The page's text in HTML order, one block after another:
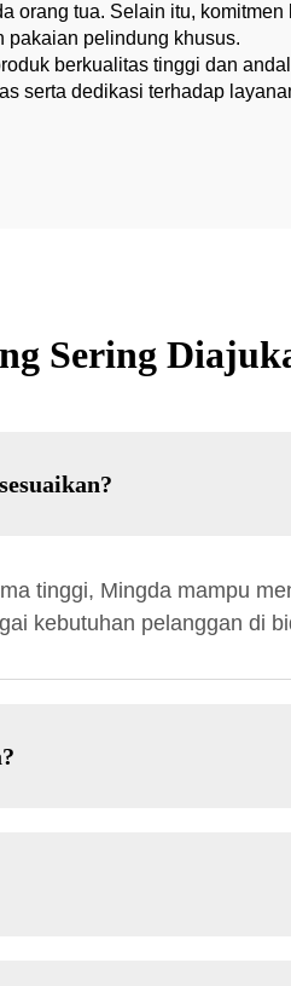
tua. Selain itu,
pakaian pelindung khusus.
berkualitas tinggi dan
serta dedikasi terhadap
Sering
tinggi, Mingda mampu
kebutuhan pelanggan di